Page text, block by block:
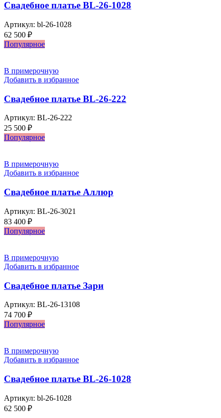
Свадебное платье BL-26-1028
Артикул: bl-26-1028
62 500 ₽
Популярное
В примерочную
Добавить в избранное
Свадебное платье BL-26-222
Артикул: BL-26-222
25 500 ₽
Популярное
В примерочную
Добавить в избранное
Свадебное платье Аллюр
Артикул: BL-26-3021
83 400 ₽
Популярное
В примерочную
Добавить в избранное
Свадебное платье Зари
Артикул: BL-26-13108
74 700 ₽
Популярное
В примерочную
Добавить в избранное
Свадебное платье BL-26-1028
Артикул: bl-26-1028
62 500 ₽